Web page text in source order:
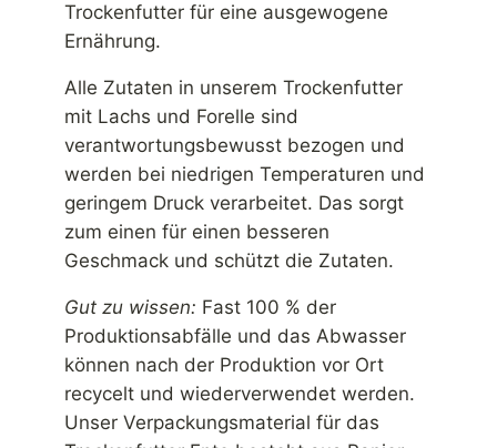
Trockenfutter für eine ausgewogene
Ernährung.
Alle Zutaten in unserem Trockenfutter
mit Lachs und Forelle sind
verantwortungsbewusst bezogen und
werden bei niedrigen Temperaturen und
geringem Druck verarbeitet. Das sorgt
zum einen für einen besseren
Geschmack und schützt die Zutaten.
Gut zu wissen: Fast 100 % der
Produktionsabfälle und das Abwasser
können nach der Produktion vor Ort
recycelt und wiederverwendet werden.
Unser Verpackungsmaterial für das